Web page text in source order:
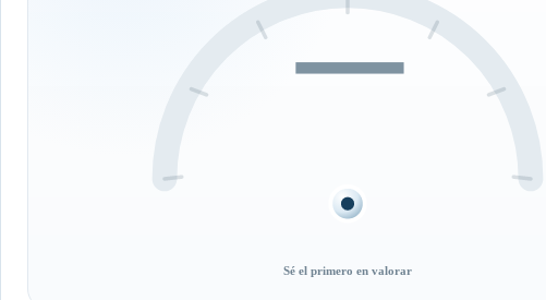
—
Sé el primero en valorar